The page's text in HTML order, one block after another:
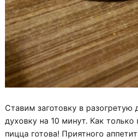
Ставим заготовку в разогретую
духовку на 10 минут. Как
пицца готова! Приятного